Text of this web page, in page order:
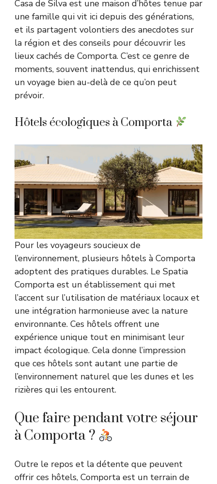
Casa de Silva est une maison d’hôtes tenue par
une famille qui vit ici depuis des générations,
et ils partagent volontiers des anecdotes sur
la région et des conseils pour découvrir les
lieux cachés de Comporta. C’est ce genre de
moments, souvent inattendus, qui enrichissent
un voyage bien au-delà de ce qu’on peut
prévoir.
Hôtels écologiques à Comporta
Pour les voyageurs soucieux de
l’environnement, plusieurs hôtels à Comporta
adoptent des pratiques durables. Le Spatia
Comporta est un établissement qui met
l’accent sur l’utilisation de matériaux locaux et
une intégration harmonieuse avec la nature
environnante. Ces hôtels offrent une
expérience unique tout en minimisant leur
impact écologique. Cela donne l’impression
que ces hôtels sont autant une partie de
l’environnement naturel que les dunes et les
rizières qui les entourent.
Que faire pendant votre séjour
à Comporta ?
Outre le repos et la détente que peuvent
offrir ces hôtels, Comporta est un terrain de